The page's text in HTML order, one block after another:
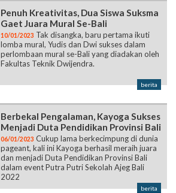
Penuh Kreativitas, Dua Siswa Suksma
Gaet Juara Mural Se-Bali
10/01/2023 Tak disangka, baru pertama ikuti
lomba mural, Yudis dan Dwi sukses dalam
perlombaan mural se-Bali yang diadakan oleh
Fakultas Teknik Dwijendra.
berita
Berbekal Pengalaman, Kayoga Sukses
Menjadi Duta Pendidikan Provinsi Bali
06/01/2023 Cukup lama berkecimpung di dunia
pageant, kali ini Kayoga berhasil meraih juara
dan menjadi Duta Pendidikan Provinsi Bali
dalam event Putra Putri Sekolah Ajeg Bali
2022
berita